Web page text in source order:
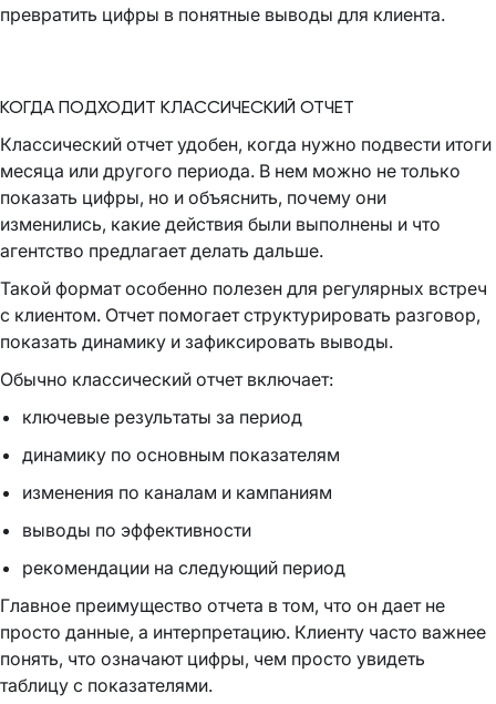
превратить цифры в понятные выводы для клиента.
КОГДА ПОДХОДИТ КЛАССИЧЕСКИЙ ОТЧЕТ
Классический отчет удобен, когда нужно подвести итоги
месяца или другого периода. В нем можно не только
показать цифры, но и объяснить, почему они
изменились, какие действия были выполнены и что
агентство предлагает делать дальше.
Такой формат особенно полезен для регулярных встреч
с клиентом. Отчет помогает структурировать разговор,
показать динамику и зафиксировать выводы.
Обычно классический отчет включает:
ключевые результаты за период
динамику по основным показателям
изменения по каналам и кампаниям
выводы по эффективности
рекомендации на следующий период
Главное преимущество отчета в том, что он дает не
просто данные, а интерпретацию. Клиенту часто важнее
понять, что означают цифры, чем просто увидеть
таблицу с показателями.